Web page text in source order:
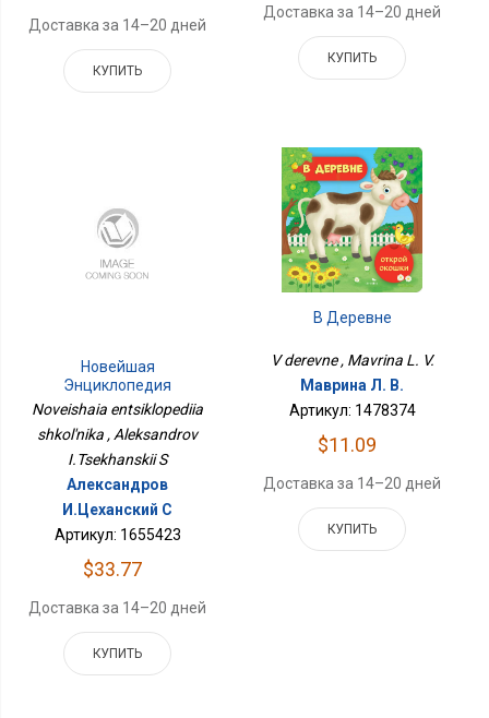
Доставка за 14–20 дней
КУПИТЬ
Доставка за 14–20 дней
КУПИТЬ
Новейшая
Энциклопедия
Школьника
Noveishaia entsiklopediia
shkol'nika , Aleksandrov
I.Tsekhanskii S
Александров
И.Цеханский С
Артикул: 1655423
$33.77
Доставка за 14–20 дней
КУПИТЬ
В Деревне
V derevne , Mavrina L. V.
Маврина Л. В.
Артикул: 1478374
$11.09
Доставка за 14–20 дней
КУПИТЬ